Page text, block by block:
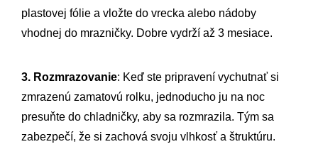
plastovej fólie a vložte do vrecka alebo nádoby
vhodnej do mrazničky. Dobre vydrží až 3 mesiace.
3. Rozmrazovanie: Keď ste pripravení vychutnať si
zmrazenú zamatovú rolku, jednoducho ju na noc
presuňte do chladničky, aby sa rozmrazila. Tým sa
zabezpečí, že si zachová svoju vlhkosť a štruktúru.